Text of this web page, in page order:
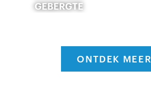
GEBERGTE
ONTDEK MEER